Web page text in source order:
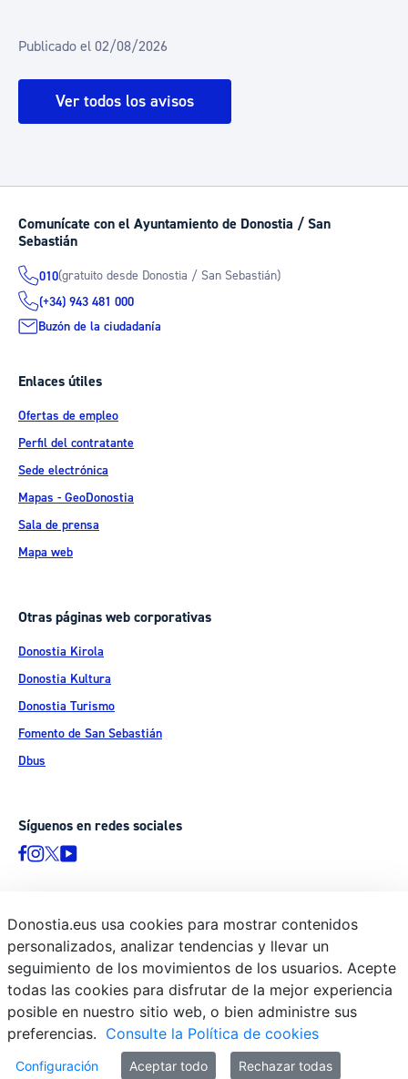
Publicado el 02/08/2026
Ver todos los avisos
Comunícate con el Ayuntamiento de Donostia / San
Sebastián
010(gratuito desde Donostia / San Sebastián)
(+34) 943 481 000
Buzón de la ciudadanía
Enlaces útiles
Ofertas de empleo
Perfil del contratante
Sede electrónica
Mapas - GeoDonostia
Sala de prensa
Mapa web
Otras páginas web corporativas
Donostia Kirola
Donostia Kultura
Donostia Turismo
Fomento de San Sebastián
Dbus
Síguenos en redes sociales
© Donostiako Udala - Ayuntamiento de Donostia / San Sebastián
Ijentea 1, 20003 Donostia / San Sebastián
Aviso legal
Política de privacidad
Política de cookies
Declaración de accesibilidad
Donostia.eus usa cookies para mostrar contenidos
personalizados, analizar tendencias y llevar un
seguimiento de los movimientos de los usuarios. Acepte
todas las cookies para disfrutar de la mejor experiencia
posible en nuestro sitio web, o bien administre sus
preferencias. Consulte la Política de cookies
Configuración Aceptar todo Rechazar todas